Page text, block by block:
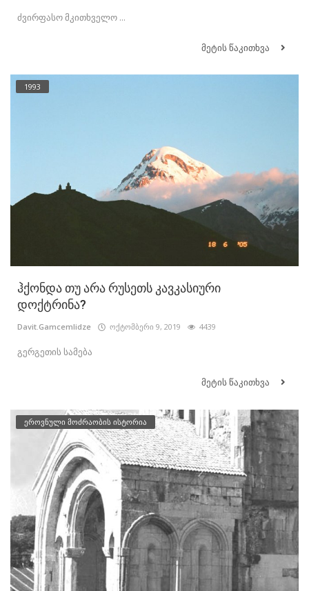
ძვირფასო მკითხველო ...
მეტის წაკითხვა
1993
ჰქონდა თუ არა რუსეთს კავკასიური
დოქტრინა?
Davit.Gamcemlidze ოქტომბერი 9, 2019 4439
გერგეთის სამება
მეტის წაკითხვა
ეროვნული მოძრაობის ისტორია